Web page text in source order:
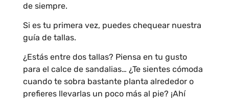
de siempre.
Si es tu primera vez, puedes chequear nuestra
guía de tallas.
¿Estás entre dos tallas? Piensa en tu gusto
para el calce de sandalias… ¿Te sientes cómoda
cuando te sobra bastante planta alrededor o
prefieres llevarlas un poco más al pie? ¡Ahí